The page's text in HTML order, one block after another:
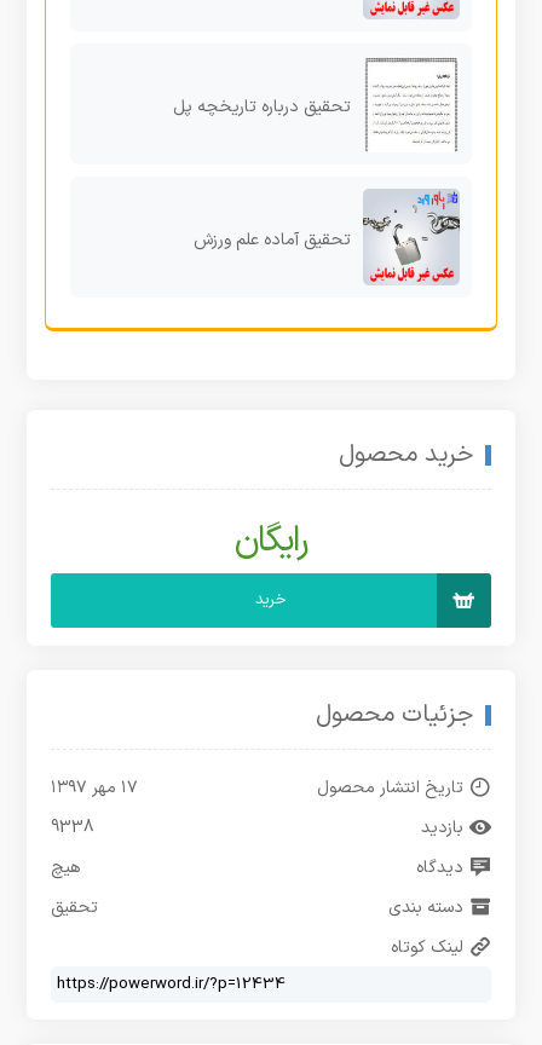
تحقیق درباره تاریخچه پل
تحقیق آماده علم ورزش
خرید محصول
رایگان
خرید
جزئیات محصول
تاریخ انتشار محصول
۱۷ مهر ۱۳۹۷
بازدید
9338
دیدگاه
هیچ
دسته بندی
تحقیق
لینک کوتاه